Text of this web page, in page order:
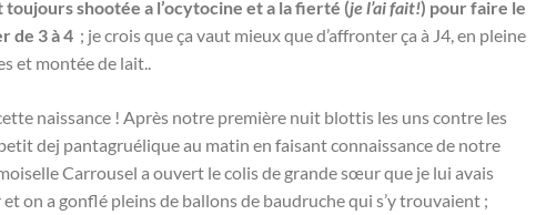
toujours shootée a l’ocytocine et a la fierté (je l’ai fait!) pour faire le
de 3 à 4 ; je crois que ça vaut mieux que d’affronter ça à J4, en pleine
et montée de lait..
naissance ! Après notre première nuit blottis les uns contre les
dej pantagruélique au matin en faisant connaissance de notre
Carrousel a ouvert le colis de grande sœur que je lui avais
on a gonflé pleins de ballons de baudruche qui s’y trouvaient ;